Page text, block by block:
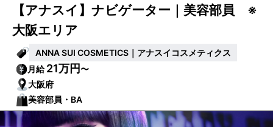
【アナスイ】ナビゲーター｜美容部員 ※
大阪エリア
ANNA SUI COSMETICS｜アナスイコスメティクス
月給21万円〜
大阪府
美容部員・BA